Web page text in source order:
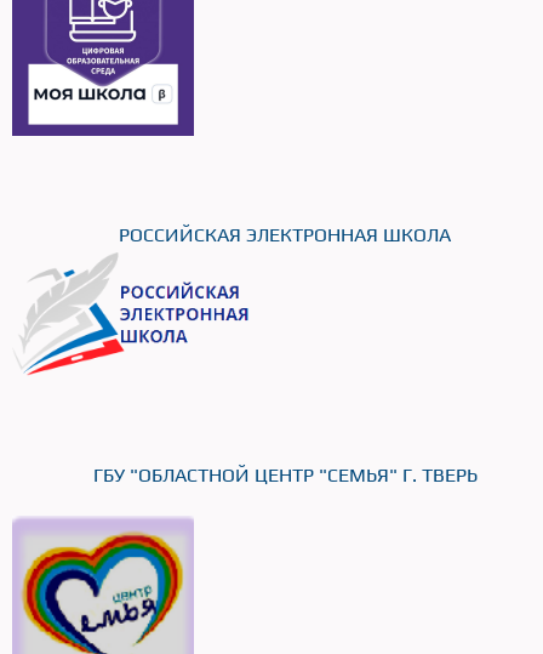
РОССИЙСКАЯ ЭЛЕКТРОННАЯ ШКОЛА
ГБУ "ОБЛАСТНОЙ ЦЕНТР "СЕМЬЯ" Г. ТВЕРЬ